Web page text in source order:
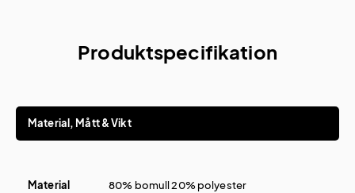
Produktspecifikation
Material, Mått & Vikt
Material 80% bomull 20% polyester